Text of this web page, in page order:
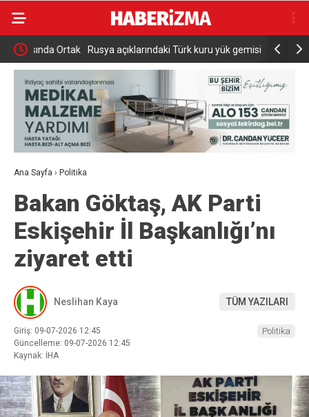
Ortak Rusya açıklarındaki Türk kuru yük gemisine İHA
saldırısı
Çiftçilere
Ödemesi
Ana Sayfa › Politika
Bakan Göktaş, AK Parti
Eskişehir İl Başkanlığı’nı
ziyaret etti
Neslihan Kaya TÜM YAZILARI
Giriş: 09-07-2026 12:45
Güncelleme: 09-07-2026 12:45
Kaynak: İHA
Politika